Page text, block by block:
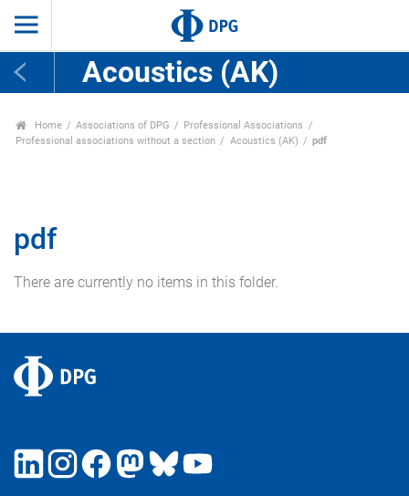
Acoustics (AK)
Home Associations of DPG
Professional Associations
Professional associations without a section
Acoustics (AK) pdf
pdf
There are currently no items in this folder.